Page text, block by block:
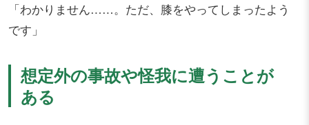
「わかりません……。ただ、膝をやってしまったよう
です」
想定外の事故や怪我に遭うことが
ある